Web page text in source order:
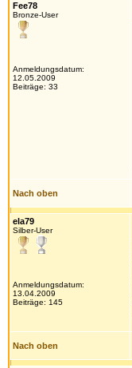
Fee78
Bronze-User
Anmeldungsdatum:
12.05.2009
Beiträge: 33
Nach oben
ela79
Silber-User
Anmeldungsdatum:
13.04.2009
Beiträge: 145
Nach oben